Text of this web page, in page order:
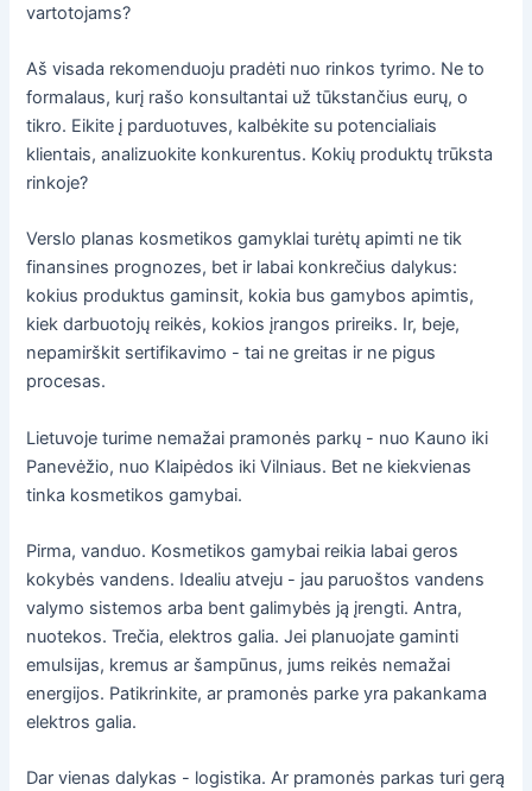
vartotojams?
Aš visada rekomenduoju pradėti nuo rinkos tyrimo. Ne to
formalaus, kurį rašo konsultantai už tūkstančius eurų, o
tikro. Eikite į parduotuves, kalbėkite su potencialiais
klientais, analizuokite konkurentus. Kokių produktų trūksta
rinkoje?
Verslo planas kosmetikos gamyklai turėtų apimti ne tik
finansines prognozes, bet ir labai konkrečius dalykus:
kokius produktus gaminsit, kokia bus gamybos apimtis,
kiek darbuotojų reikės, kokios įrangos prireiks. Ir, beje,
nepamirškit sertifikavimo - tai ne greitas ir ne pigus
procesas.
Lietuvoje turime nemažai pramonės parkų - nuo Kauno iki
Panevėžio, nuo Klaipėdos iki Vilniaus. Bet ne kiekvienas
tinka kosmetikos gamybai.
Pirma, vanduo. Kosmetikos gamybai reikia labai geros
kokybės vandens. Idealiu atveju - jau paruoštos vandens
valymo sistemos arba bent galimybės ją įrengti. Antra,
nuotekos. Trečia, elektros galia. Jei planuojate gaminti
emulsijas, kremus ar šampūnus, jums reikės nemažai
energijos. Patikrinkite, ar pramonės parke yra pakankama
elektros galia.
Dar vienas dalykas - logistika. Ar pramonės parkas turi gerą